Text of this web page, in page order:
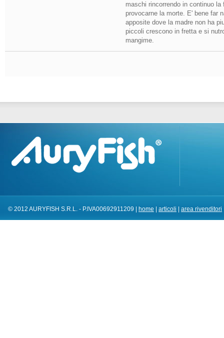
maschi rincorrendo in continuo
provocarne la morte. E' bene far
apposite dove la madre non ha
piccoli crescono in fretta e si
mangime.
© 2012 AURYFISH S.R.L. - P.IVA00692911209 | home articoli area rivenditori